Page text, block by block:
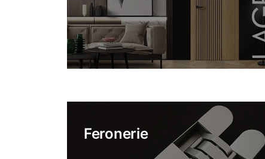
Feronerie